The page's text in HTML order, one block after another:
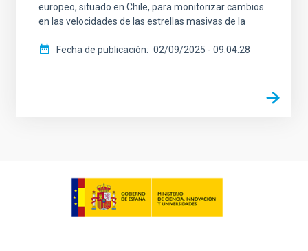
europeo, situado en Chile, para monitorizar cambios
en las velocidades de las estrellas masivas de la
Fecha de publicación 02/09/2025 - 09:04:28